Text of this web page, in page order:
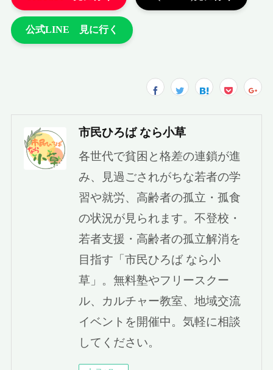
市民ひろば なら小草
各世代で貧困と格差の連鎖が進
み、見過ごされがちな若者の学
習や就労、高齢者の孤立・孤食
の状況が見られます。不登校・
若者支援・高齢者の孤立解消を
目指す「市民ひろば なら小
草」。無料塾やフリースクー
ル、カルチャー教室、地域交流
イベントを開催中。気軽に相談
してください。